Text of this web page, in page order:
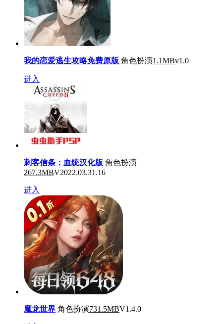
我的恋爱逃生攻略免费原版 角色扮演1.1MBv1.0
进入
刺客信条：血统汉化版 角色扮演
267.3MBV2022.03.31.16
进入
魔龙世界 角色扮演731.5MBV1.4.0